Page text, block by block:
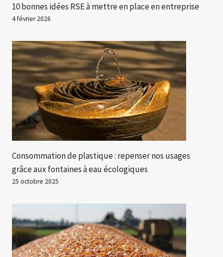
10 bonnes idées RSE à mettre en place en entreprise
4 février 2026
Consommation de plastique : repenser nos usages
grâce aux fontaines à eau écologiques
25 octobre 2025